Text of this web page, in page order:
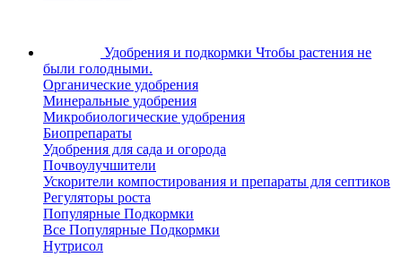
Удобрения и подкормки Чтобы растения не
были голодными.
Органические удобрения
Минеральные удобрения
Микробиологические удобрения
Биопрепараты
Удобрения для сада и огорода
Почвоулучшители
Ускорители компостирования и препараты для септиков
Регуляторы роста
Популярные Подкормки
Все Популярные Подкормки
Нутрисол